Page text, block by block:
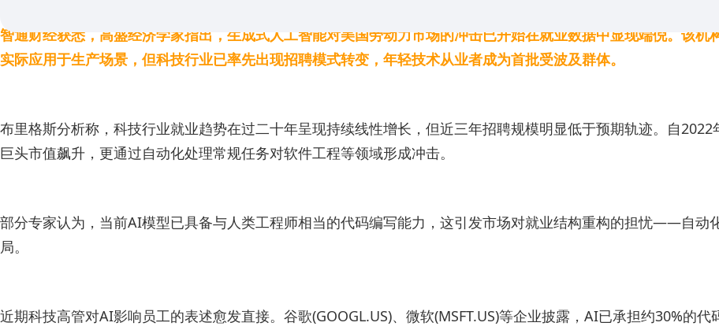
智通财经获悉，高盛经济学家指出，生成式人工智能对美国劳动力市场的冲击已开始在就业数据中显现端倪。该
实际应用于生产场景，但科技行业已率先出现招聘模式转变，年轻技术从业者成为首批受波及群体。
布里格斯分析称，科技行业就业趋势在过二十年呈现持续线性增长，但近三年招聘规模明显低于预期轨迹。自
巨头市值飙升，更通过自动化处理常规任务对软件工程等领域形成冲击。
部分专家认为，当前AI模型已具备与人类工程师相当的代码编写能力，这引发市场对就业结构重构的担忧——自动
局。
近期科技高管对AI影响员工的表述愈发直接。谷歌(GOOGL.US)、微软(MSFT.US)等企业披露，AI已承担约30%的